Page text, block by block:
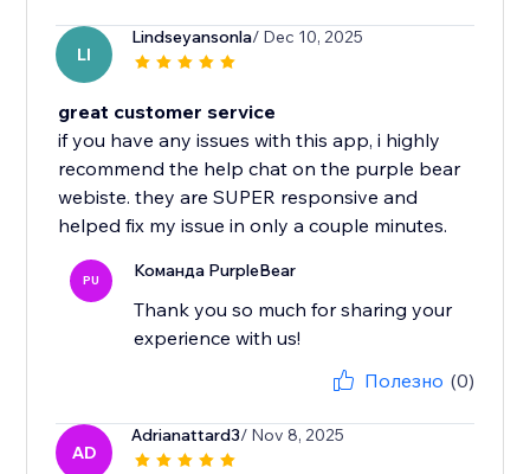
LI
Lindseyansonla/ Dec 10, 2025
great customer service
if you have any issues with this app, i highly
recommend the help chat on the purple bear
webiste. they are SUPER responsive and
helped fix my issue in only a couple minutes.
PU Команда PurpleBear
Thank you so much for sharing your
experience with us!
Полезно (0)
AD
Adrianattard3/ Nov 8, 2025